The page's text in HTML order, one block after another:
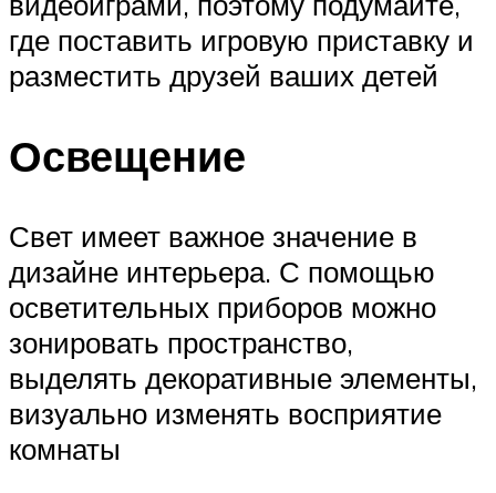
где поставить игровую приставку и
разместить друзей ваших детей
Освещение
Свет имеет важное значение в
дизайне интерьера. С помощью
осветительных приборов можно
зонировать пространство,
выделять декоративные элементы,
визуально изменять восприятие
комнаты